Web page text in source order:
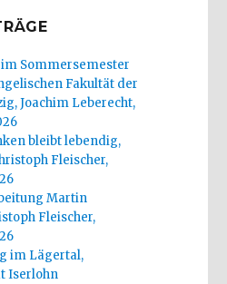
Sommersemester
Fakultät der
Joachim Leberecht,
bleibt lebendig,
Fleischer,
Martin
Fleischer,
im Lägertal,
Iserlohn